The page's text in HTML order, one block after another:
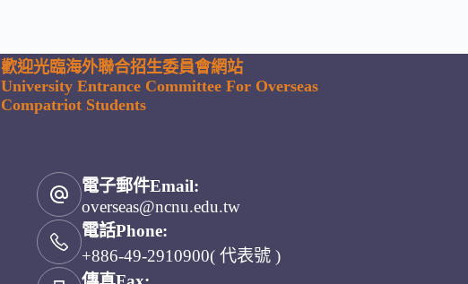
歡迎光臨海外聯合招生委員會網站
University Entrance Committee For Overseas
Compatriot Students
電子郵件Email:
overseas@ncnu.edu.tw
電話Phone:
+886-49-2910900( 代表號 )